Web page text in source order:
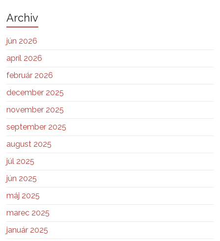
Archiv
jún 2026
apríl 2026
február 2026
december 2025
november 2025
september 2025
august 2025
júl 2025
jún 2025
máj 2025
marec 2025
január 2025